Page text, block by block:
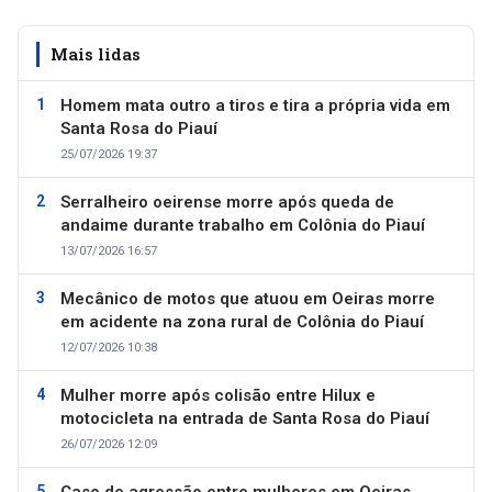
Mais lidas
Homem mata outro a tiros e tira a própria vida em
Santa Rosa do Piauí
25/07/2026 19:37
Serralheiro oeirense morre após queda de
andaime durante trabalho em Colônia do Piauí
13/07/2026 16:57
Mecânico de motos que atuou em Oeiras morre
em acidente na zona rural de Colônia do Piauí
12/07/2026 10:38
Mulher morre após colisão entre Hilux e
motocicleta na entrada de Santa Rosa do Piauí
26/07/2026 12:09